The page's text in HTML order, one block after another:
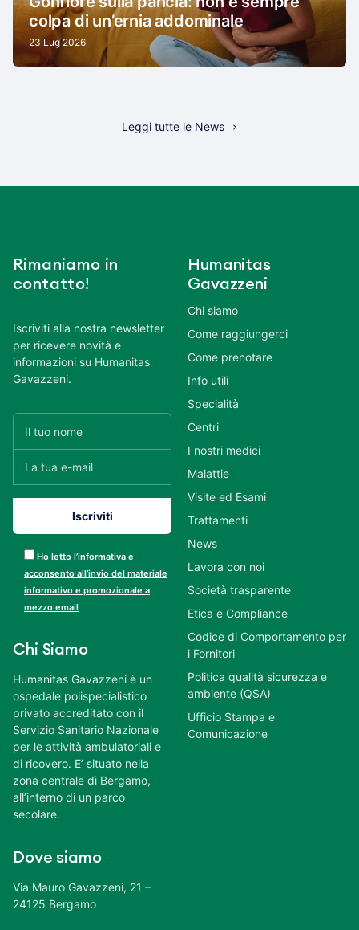
colpa di un’ernia addominale
23 Lug 2026
Leggi tutte le News
Rimaniamo in
contatto!
Iscriviti alla nostra newsletter
per ricevere novità e
informazioni su Humanitas
Gavazzeni.
Ho letto l’informativa e
acconsento all’invio del materiale
informativo e promozionale a
mezzo email
Chi Siamo
Humanitas Gavazzeni è un
ospedale polispecialistico
privato accreditato con il
Servizio Sanitario Nazionale
per le attività ambulatoriali e
di ricovero. E’ situato nella
zona centrale di Bergamo,
all’interno di un parco
secolare.
Dove siamo
Via Mauro Gavazzeni, 21 –
24125 Bergamo
Humanitas
Gavazzeni
Chi siamo
Come raggiungerci
Come prenotare
Info utili
Specialità
Centri
I nostri medici
Malattie
Visite ed Esami
Trattamenti
News
Lavora con noi
Società trasparente
Etica e Compliance
Codice di Comportamento per
i Fornitori
Politica qualità sicurezza e
ambiente (QSA)
Ufficio Stampa e
Comunicazione